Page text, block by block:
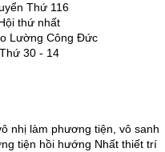
Thứ 116
thứ nhất
Lường Công Đức
Thứ 30 - 14
nhị làm phương tiện, vô sanh
tiện hồi hướng Nhất thiết trí